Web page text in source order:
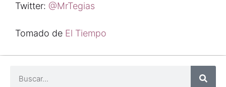
Twitter: @MrTegias
Tomado de El Tiempo